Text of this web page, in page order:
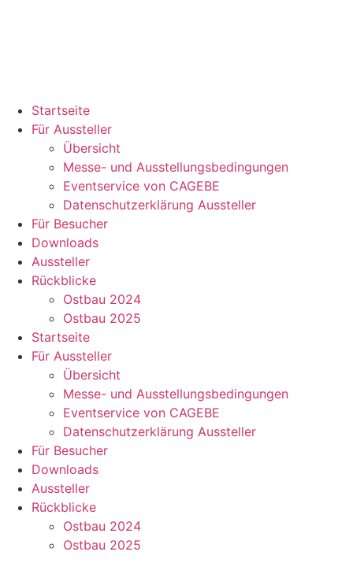
Startseite
Für Aussteller
Übersicht
Messe- und Ausstellungsbedingungen
Eventservice von CAGEBE
Datenschutzerklärung Aussteller
Für Besucher
Downloads
Aussteller
Rückblicke
Ostbau 2024
Ostbau 2025
Startseite
Für Aussteller
Übersicht
Messe- und Ausstellungsbedingungen
Eventservice von CAGEBE
Datenschutzerklärung Aussteller
Für Besucher
Downloads
Aussteller
Rückblicke
Ostbau 2024
Ostbau 2025